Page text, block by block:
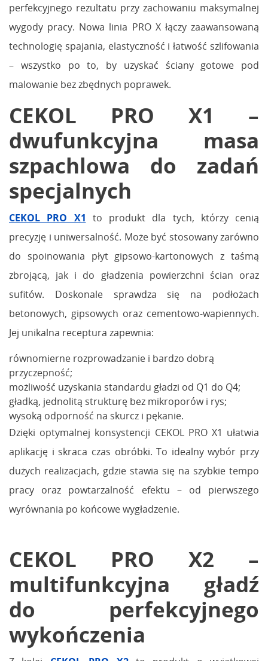
perfekcyjnego rezultatu przy zachowaniu maksymalnej
wygody pracy. Nowa linia PRO X łączy zaawansowaną
technologię spajania, elastyczność i łatwość szlifowania
– wszystko po to, by uzyskać ściany gotowe pod
malowanie bez zbędnych poprawek.
CEKOL PRO X1 –
dwufunkcyjna masa
szpachlowa do zadań
specjalnych
CEKOL PRO X1 to produkt dla tych, którzy cenią
precyzję i uniwersalność. Może być stosowany zarówno
do spoinowania płyt gipsowo-kartonowych z taśmą
zbrojącą, jak i do gładzenia powierzchni ścian oraz
sufitów. Doskonale sprawdza się na podłożach
betonowych, gipsowych oraz cementowo-wapiennych.
Jej unikalna receptura zapewnia:
równomierne rozprowadzanie i bardzo dobrą
przyczepność;
możliwość uzyskania standardu gładzi od Q1 do Q4;
gładką, jednolitą strukturę bez mikroporów i rys;
wysoką odporność na skurcz i pękanie.
Dzięki optymalnej konsystencji CEKOL PRO X1 ułatwia
aplikację i skraca czas obróbki. To idealny wybór przy
dużych realizacjach, gdzie stawia się na szybkie tempo
pracy oraz powtarzalność efektu – od pierwszego
wyrównania po końcowe wygładzenie.
CEKOL PRO X2 –
multifunkcyjna gładź
do perfekcyjnego
wykończenia